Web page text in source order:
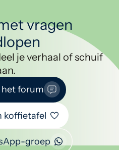
vragen
je verhaal of schuif
het forum
koffietafel
groep